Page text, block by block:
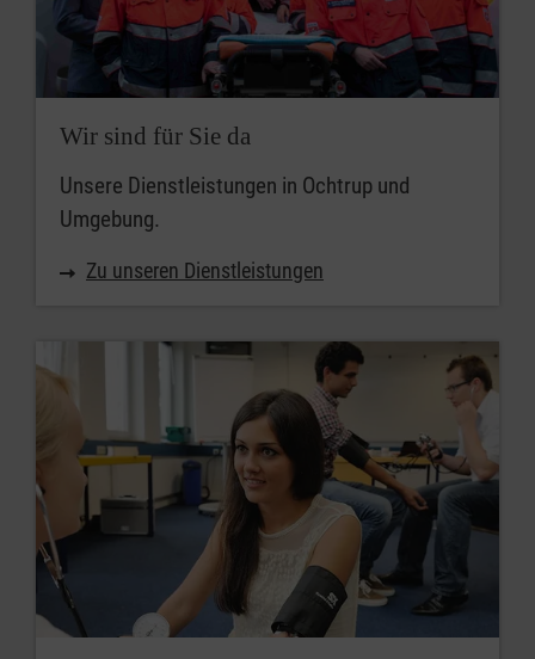
Wir sind für Sie da
Unsere Dienstleistungen in Ochtrup und
Umgebung.
Zu unseren Dienstleistungen